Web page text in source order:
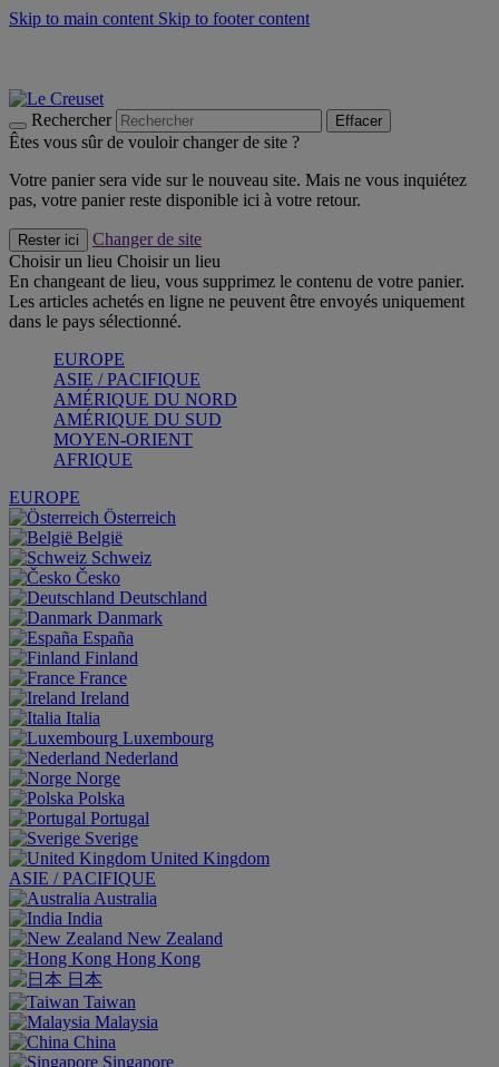
Skip to main content Skip to footer content
Rechercher Effacer
Êtes vous sûr de vouloir changer de site ?
Votre panier sera vide sur le nouveau site. Mais ne vous inquiétez
pas, votre panier reste disponible ici à votre retour.
Rester ici
Changer de site
Choisir un lieu Choisir un lieu
En changeant de lieu, vous supprimez le contenu de votre panier.
Les articles achetés en ligne ne peuvent être envoyés uniquement
dans le pays sélectionné.
EUROPE
ASIE / PACIFIQUE
AMÉRIQUE DU NORD
AMÉRIQUE DU SUD
MOYEN-ORIENT
AFRIQUE
EUROPE
Österreich
België
Schweiz
Česko
Deutschland
Danmark
España
Finland
France
Ireland
Italia
Luxembourg
Nederland
Norge
Polska
Portugal
Sverige
United Kingdom
ASIE / PACIFIQUE
Australia
India
New Zealand
Hong Kong
日本
Taiwan
Malaysia
China
Singapore